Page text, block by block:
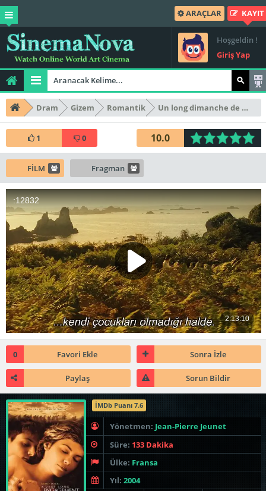
ARAÇLAR KAYIT
Hoşgeldin !
Giriş Yap
Dram Gizem Romantik Un long dimanche de fiançailles
1 0 10.0
FİLM Fragman
0 Favori Ekle Sonra İzle
Paylaş Sorun Bildir
İMDb Puanı 7.6
Yönetmen: Jean-Pierre Jeunet
Süre: 133 Dakika
Ülke: Fransa
Yıl: 2004